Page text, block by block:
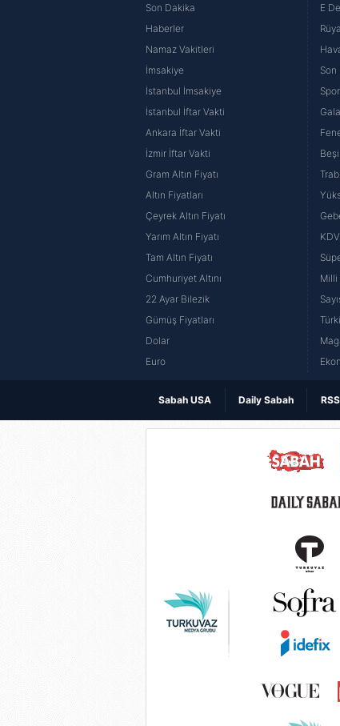
Çerezlere ilişkin
6698 sayılı Kişisel
Son Dakika
Haberler
Namaz Vakitleri
İmsakiye
İstanbul İmsakiye
İstanbul İftar Vakti
Ankara İftar Vakti
İzmir İftar Vakti
Gram Altın Fiyatı
Altın Fiyatları
Çeyrek Altın Fiyatı
Yarım Altın Fiyatı
Tam Altın Fiyatı
Cumhuriyet Altını
22 Ayar Bilezik
Gümüş Fiyatları
Dolar
Euro
E
Son
Milli
Sabah USA Daily Sabah RSS